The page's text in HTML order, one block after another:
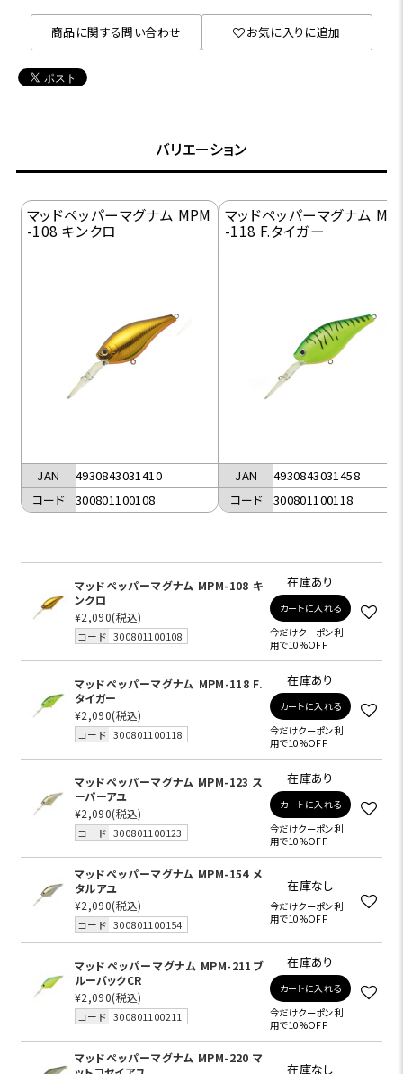
商品に関する問い合わせ お気に入りに追加
バリエーション
マッドペッパーマグナム MPM
-108 キンクロ
JAN
4930843031410
コード
300801100108
マッドペッパーマグナム
-118 F.タイガー
JAN
4930843031458
コード
300801100118
マッドペッパーマグナム MPM-108 キ
ンクロ
¥2,090(税込)
コード 300801100108
在庫あり
カートに入れる
今だけクーポン利
用で10%OFF
マッドペッパーマグナム MPM-118 F.
タイガー
¥2,090(税込)
コード 300801100118
在庫あり
カートに入れる
今だけクーポン利
用で10%OFF
マッドペッパーマグナム MPM-123 ス
ーパーアユ
¥2,090(税込)
コード 300801100123
在庫あり
カートに入れる
今だけクーポン利
用で10%OFF
マッドペッパーマグナム MPM-154 メ
タルアユ
¥2,090(税込)
コード 300801100154
在庫なし
今だけクーポン利
用で10%OFF
マッドペッパーマグナム MPM-211ブ
ルーバックCR
¥2,090(税込)
コード 300801100211
在庫あり
カートに入れる
今だけクーポン利
用で10%OFF
マッドペッパーマグナム MPM-220 マ
在庫なし